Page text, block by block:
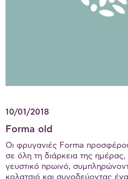
10/01/2018
Forma old
Οι φρυγανιές Forma
σε όλη τη διάρκεια της
γευστικό πρωινό,
κολατσιό και συνοδεύοντας